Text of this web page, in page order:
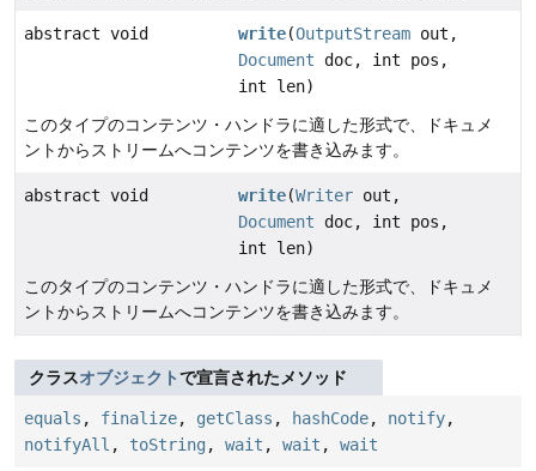
abstract void write(OutputStream out,
Document doc, int pos,
int len)
このタイプのコンテンツ・ハンドラに適した形式で、ドキュメ
ントからストリームへコンテンツを書き込みます。
abstract void write(Writer out,
Document doc, int pos,
int len)
このタイプのコンテンツ・ハンドラに適した形式で、ドキュメ
ントからストリームへコンテンツを書き込みます。
クラスオブジェクトで宣言されたメソッド
equals , finalize, getClass , hashCode, notify,
notifyAll , toString , wait , wait , wait